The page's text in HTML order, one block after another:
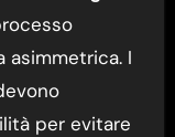
I
per evitare